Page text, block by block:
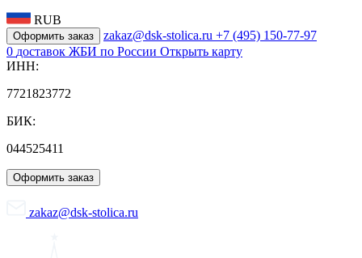
RUB
Оформить заказ zakaz@dsk-stolica.ru +7 (495) 150-77-97
0 доставок ЖБИ по России Открыть карту
ИНН:
7721823772
БИК:
044525411
Оформить заказ
zakaz@dsk-stolica.ru